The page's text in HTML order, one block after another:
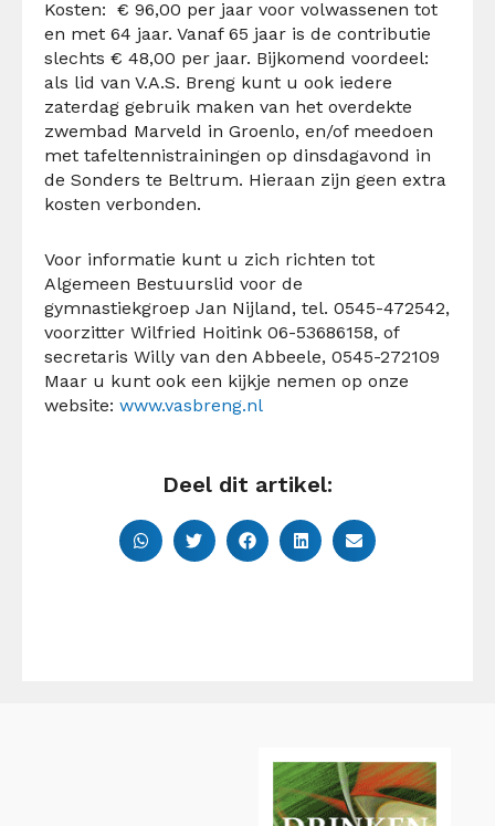
Kosten: € 96,00 per jaar voor volwassenen tot
en met 64 jaar. Vanaf 65 jaar is de contributie
slechts € 48,00 per jaar. Bijkomend voordeel:
als lid van V.A.S. Breng kunt u ook iedere
zaterdag gebruik maken van het overdekte
zwembad Marveld in Groenlo, en/of meedoen
met tafeltennistrainingen op dinsdagavond in
de Sonders te Beltrum. Hieraan zijn geen extra
kosten verbonden.
Voor informatie kunt u zich richten tot
Algemeen Bestuurslid voor de
gymnastiekgroep Jan Nijland, tel. 0545-472542,
voorzitter Wilfried Hoitink 06-53686158, of
secretaris Willy van den Abbeele, 0545-272109
Maar u kunt ook een kijkje nemen op onze
website: www.vasbreng.nl
Deel dit artikel: